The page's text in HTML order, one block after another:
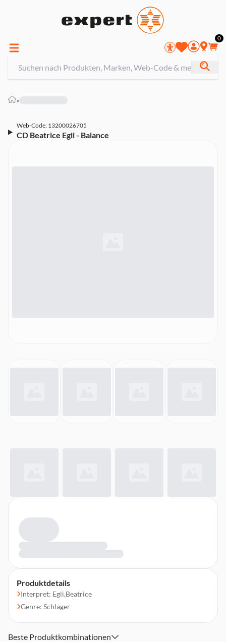
0
»
Web-Code: 13200026705
CD Beatrice Egli - Balance
Produktdetails
Interpret: Egli,Beatrice
Genre: Schlager
Beste Produktkombinationen